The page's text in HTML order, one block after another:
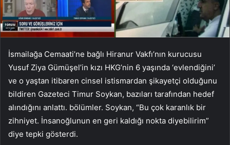
İsmailağa Cemaati’ne bağlı Hiranur Vakfı’nın kurucusu
Yusuf Ziya Gümüşel’in kızı HKG’nin 6 yaşında ‘evlendiğini’
ve o yaştan itibaren cinsel istismardan şikayetçi olduğunu
bildiren Gazeteci Timur Soykan, bazıları tarafından hedef
alındığını anlattı. bölümler. Soykan, “Bu çok karanlık bir
zihniyet. İnsanoğlunun en geri kaldığı nokta diyebilirim”
diye tepki gösterdi.